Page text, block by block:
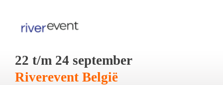
22 t/m 24 september
Riverevent België